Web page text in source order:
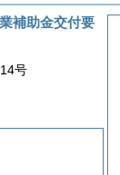
補助金交付要
号